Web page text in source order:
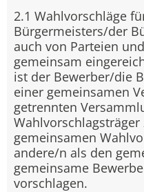
2.1 Wahlvorschläge
Bürgermeisters/der
auch von Parteien
gemeinsam
ist der Bewerber/die
einer gemeinsamen
getrennten
gemeinsamen
andere/n als den
gemeinsame
vorschlagen.